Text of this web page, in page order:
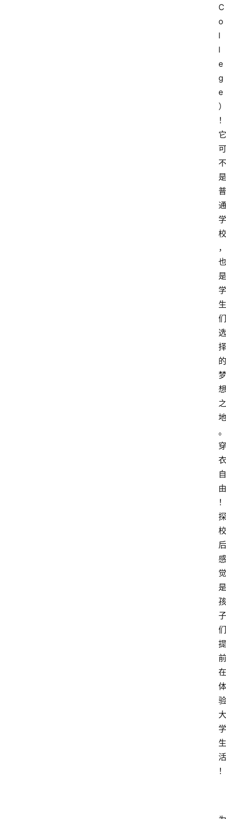
C
o
l
l
e
g
e
）
！
它
可
不
是
普
通
学
校
，
也
是
学
生
们
选
择
的
梦
想
之
地
。
穿
衣
自
由
！
探
校
后
感
觉
是
孩
子
们
提
前
在
体
验
大
学
生
活
！